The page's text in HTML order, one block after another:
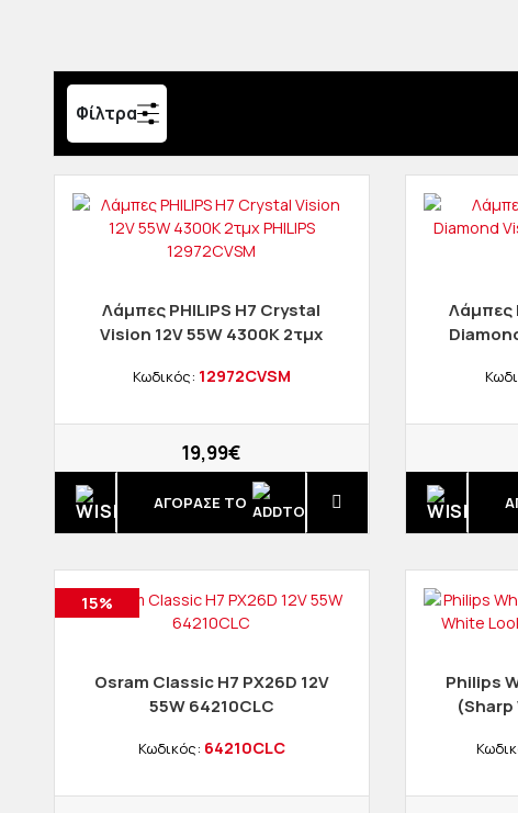
Φίλτρα
Λάμπες PHILIPS H7 Crystal
Vision 12V 55W 4300K 2τμχ
Κωδικός: 12972CVSM
19,99€
ΑΓΟΡΑΣΈ ΤΟ
Λάμπες
15%
Osram Classic H7 PX26D 12V
55W 64210CLC
Κωδικός: 64210CLC
Philips